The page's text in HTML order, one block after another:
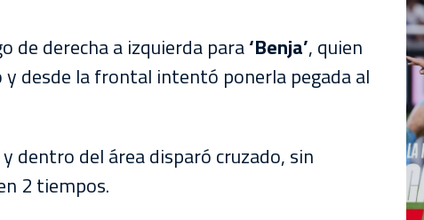
de derecha a izquierda para‘Benja’, quien
desde la frontal intentó ponerla pegada al
dentro del área disparó cruzado, sin
2 tiempos.